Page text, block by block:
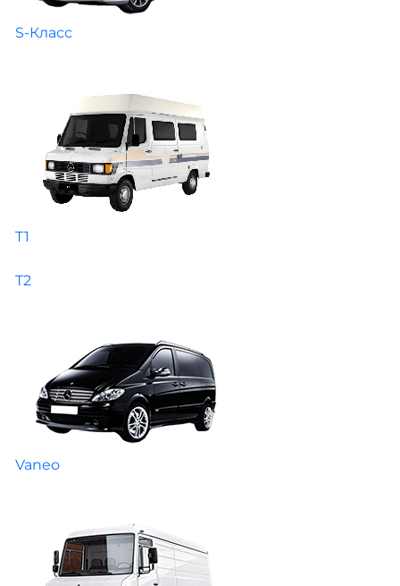
S-Класс
T1
T2
Vaneo